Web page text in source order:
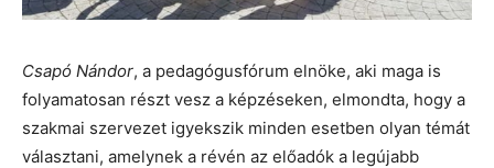
Csapó Nándor, a pedagógusfórum elnöke, aki maga is
folyamatosan részt vesz a képzéseken, elmondta, hogy a
szakmai szervezet igyekszik minden esetben olyan témát
választani, amelynek a révén az előadók a legújabb